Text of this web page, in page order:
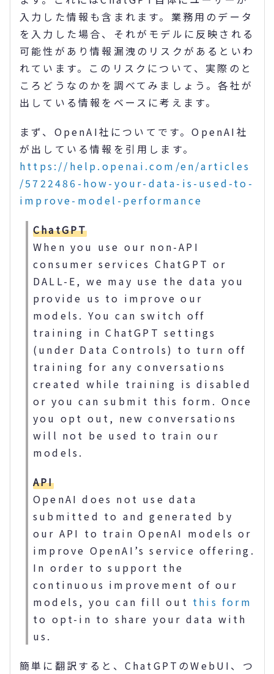
入力した情報も含まれます。業務用のデータ
を入力した場合、それがモデルに反映される
可能性があり情報漏洩のリスクがあるといわ
れています。このリスクについて、実際のと
ころどうなのかを調べてみましょう。各社が
出している情報をベースに考えます。
まず、OpenAI社についてです。OpenAI社
が出している情報を引用します。
https://help.openai.com/en/articles
/5722486-how-your-data-is-used-to-
improve-model-performance
ChatGPT
When you use our non-API
consumer services ChatGPT or
DALL-E, we may use the data you
provide us to improve our
models. You can switch off
training in ChatGPT settings
(under Data Controls) to turn off
training for any conversations
created while training is disabled
or you can submit this form. Once
you opt out, new conversations
will not be used to train our
models.
API
OpenAI does not use data
submitted to and generated by
our API to train OpenAI models or
improve OpenAI’s service offering.
In order to support the
continuous improvement of our
models, you can fill out this form
to opt-in to share your data with
us.
簡単に翻訳すると、ChatGPTのWebUI、つ